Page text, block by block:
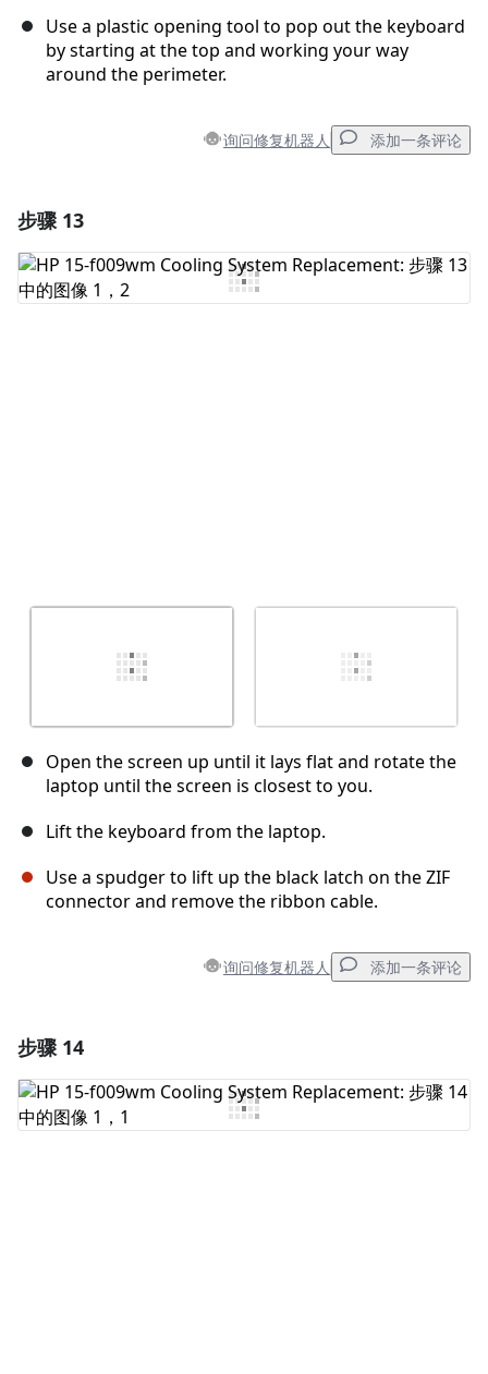
Use a plastic opening tool to pop out the keyboard
by starting at the top and working your way
around the perimeter.
询问修复机器人 添加一条评论
添加评论
步骤 13
Open the screen up until it lays flat and rotate the
laptop until the screen is closest to you.
Lift the keyboard from the laptop.
Use a spudger to lift up the black latch on the ZIF
connector and remove the ribbon cable.
询问修复机器人 添加一条评论
添加评论
步骤 14